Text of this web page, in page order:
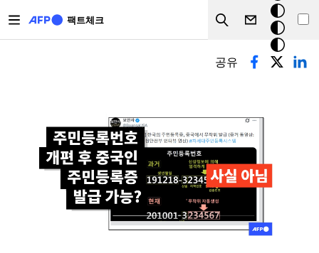
팩트체크
Search
크
모
드
기본탭
공유